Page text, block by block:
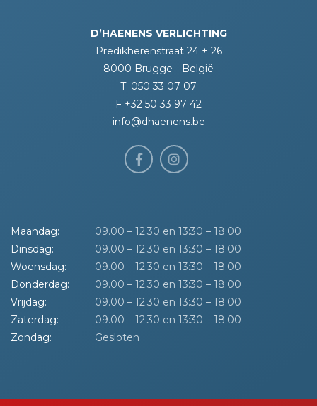
D’HAENENS VERLICHTING
Predikherenstraat 24 + 26
8000 Brugge - België
T. 050 33 07 07
F +32 50 33 97 42
info@dhaenens.be
Maandag:
09.00 – 12.30 en 13:30 – 18:00
Dinsdag:
09.00 – 12.30 en 13:30 – 18:00
Woensdag:
09.00 – 12.30 en 13:30 – 18:00
Donderdag:
09.00 – 12.30 en 13:30 – 18:00
Vrijdag:
09.00 – 12.30 en 13:30 – 18:00
Zaterdag:
09.00 – 12.30 en 13:30 – 18:00
Zondag:
Gesloten